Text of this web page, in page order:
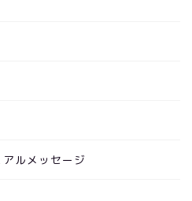
ルメッセージ